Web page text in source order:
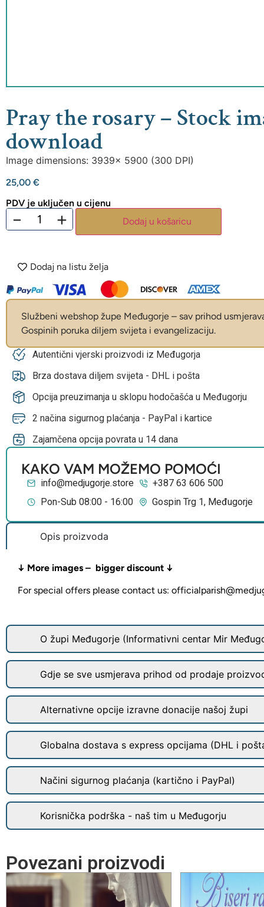
Pray the rosary – Stock
download
Image dimensions: 3939x 5900 (300 DPI)
25,00 €
PDV je uključen u cijenu
− + Dodaj u košaricu
Dodaj na listu želja
Službeni webshop župe Međugorje – sav prihod
Gospinih poruka diljem svijeta i evangelizaciju.
Autentični vjerski proizvodi iz Međugorja
Brza dostava diljem svijeta - DHL i pošta
Opcija preuzimanja u sklopu hodočašća u Međugorju
2 načina sigurnog plaćanja - PayPal i kartice
Zajamčena opcija povrata u 14 dana
KAKO VAM MOŽEMO POMOĆI
info@medjugorje.store
+387 63 606 500
Pon-Sub 08:00 - 16:00
Gospin Trg 1, Međugorje
Opis proizvoda
↓ More images – bigger discount ↓
For special offers please contact us:
O župi Međugorje (Informativni centar Mir
Gdje se sve usmjerava prihod od prodaje
Alternativne opcije izravne donacije našoj župi
Globalna dostava s express opcijama (DHL i
Načini sigurnog plaćanja (kartično i PayPal)
Korisnička podrška - naš tim u Međugorju
Povezani proizvodi